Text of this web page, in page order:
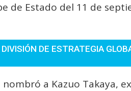
de Estado del 11 de
DE ESTRATEGIA
a Kazuo Takaya,